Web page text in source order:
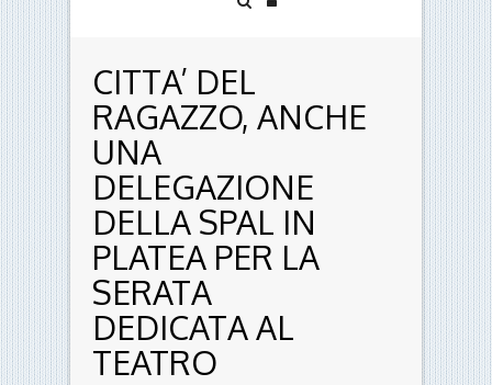
CITTA’ DEL
RAGAZZO, ANCHE
UNA
DELEGAZIONE
DELLA SPAL IN
PLATEA PER LA
SERATA
DEDICATA AL
TEATRO